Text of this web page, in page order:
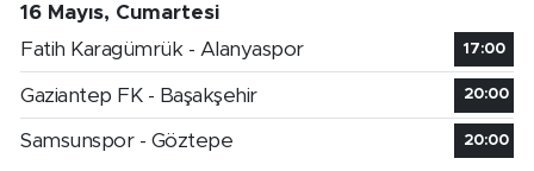
16 Mayıs, Cumartesi
Fatih Karagümrük - Alanyaspor
17:00
Gaziantep FK - Başakşehir 20:00
Samsunspor - Göztepe 20:00